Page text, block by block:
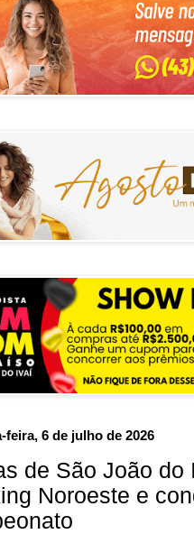
feira, 6 de julho de 2026
de São João
Noroeste e